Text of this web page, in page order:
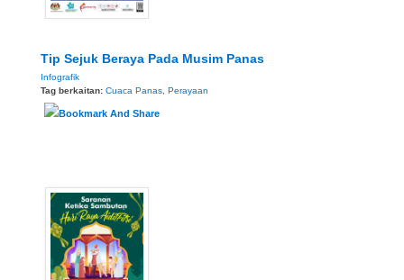
Tip Sejuk Beraya Pada Musim Panas
Infografik
Tag berkaitan: Cuaca Panas Perayaan